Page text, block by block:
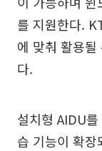
를 지원한다.
에 맞춰 활용
다.
설치형 AIDU
습 기능이 확